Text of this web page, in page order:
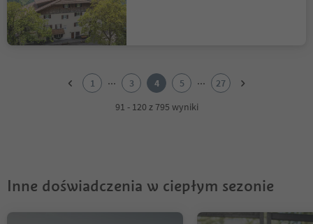
10
12
1 ... 3 4 5 ...
27
91 - 120 z 795 wyniki
Inne doświadczenia w ciepłym sezonie